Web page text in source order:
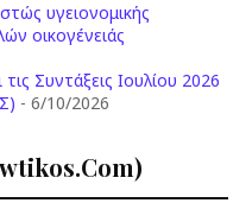
υγειονομικής
οικογένειάς
Συντάξεις Ιουλίου 2026
- 6/10/2026